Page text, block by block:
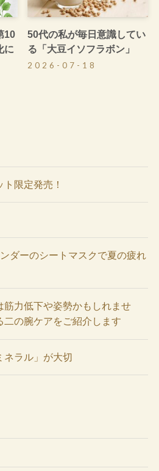
10
に
50代の私が毎日意識してい
る「大豆イソフラボン」
2026-07-18
限定発売！
ダーのシートマスクで夏の疲れ
筋力低下や姿勢かもしれませ
二の腕ケアをご紹介します
ネラル」が大切